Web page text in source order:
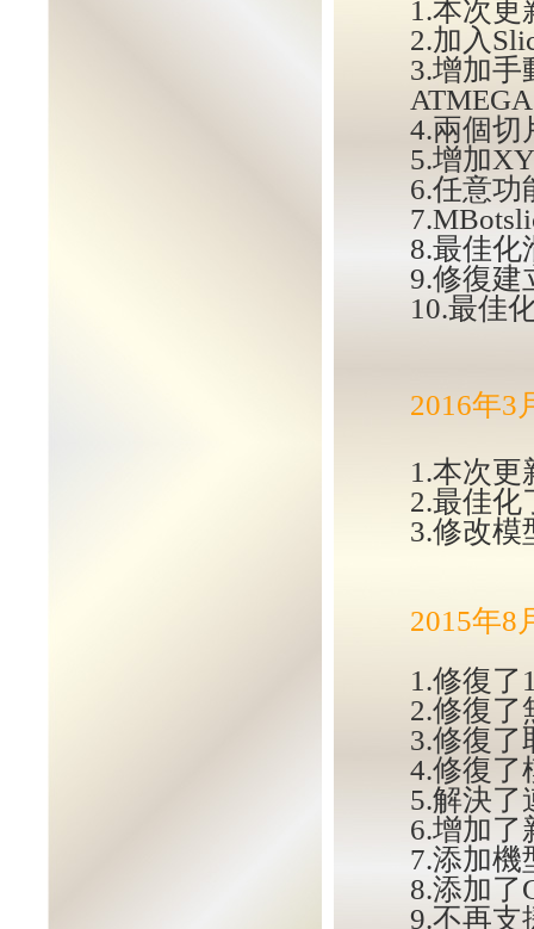
1.本次更
2.加入
3.增加手
4.兩個切
5.增加
6.任意功
8.最佳化
9.修復建
10.最佳
2016年3
1.本次更
2.最佳化
3.修改模
2015年8
1.修復了
2.修復了
3.修復了
4.修復了
5.解決了
6.增加了
7.添加機
8.添加了
9.不再支